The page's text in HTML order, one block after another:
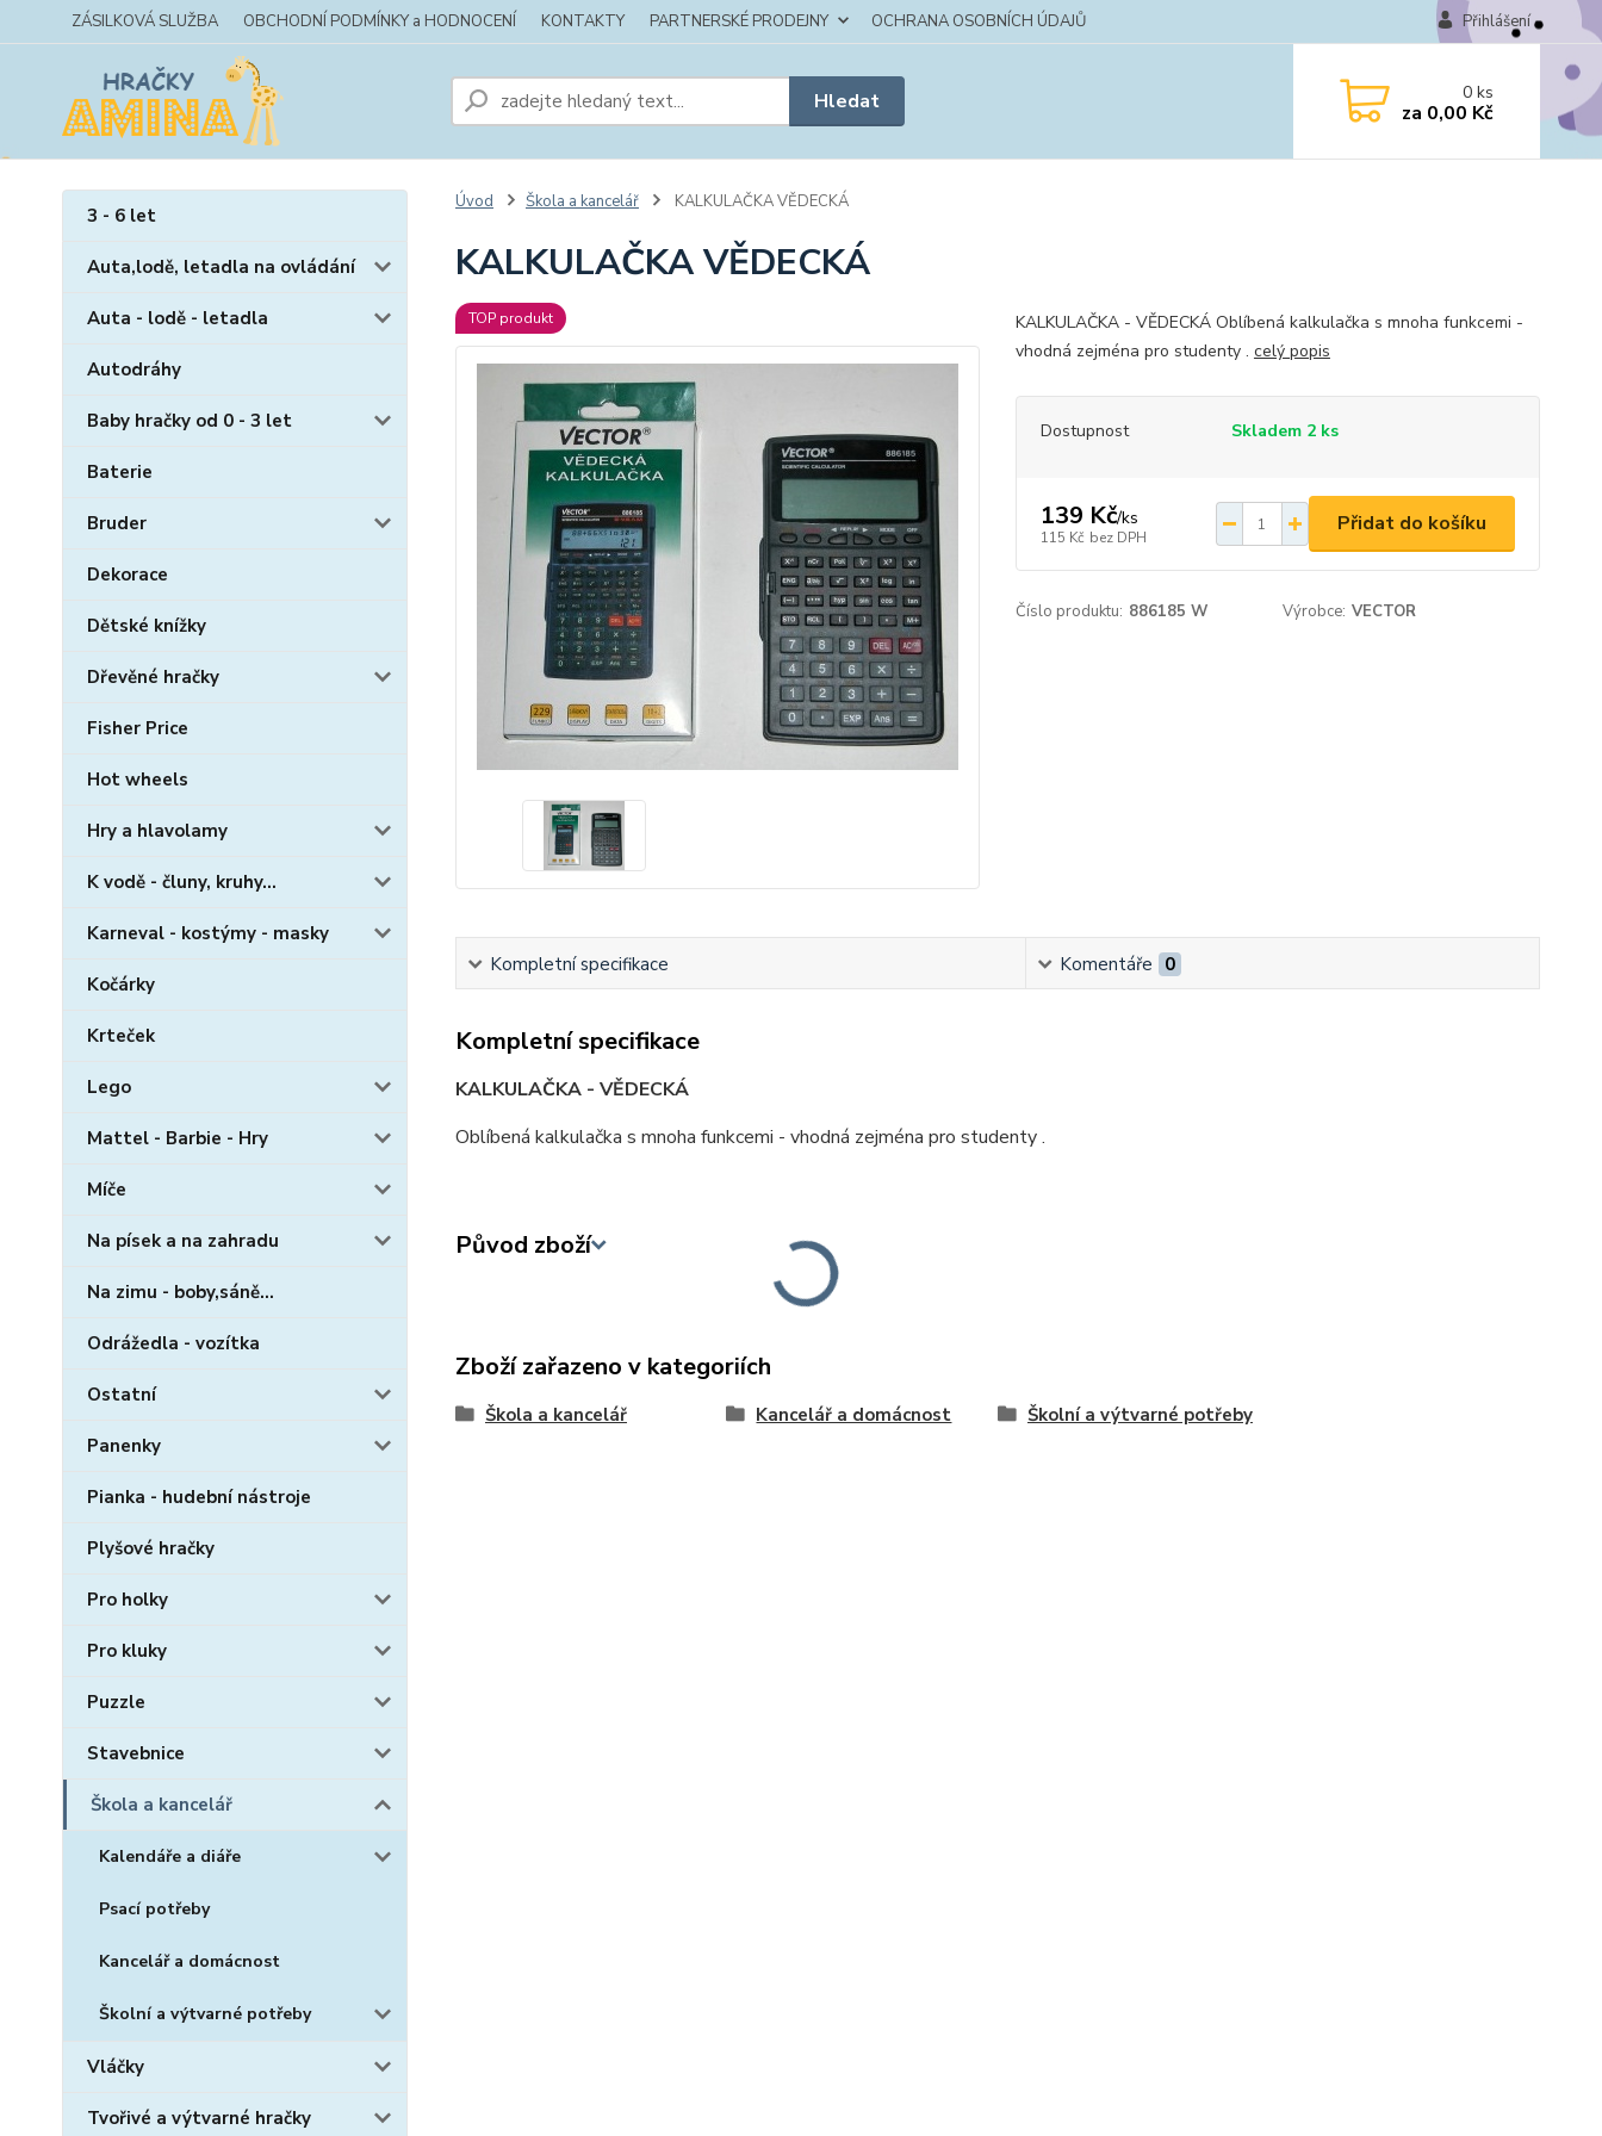
ZÁSILKOVÁ SLUŽBA OBCHODNÍ PODMÍNKY a HODNOCENÍ KONTAKTY PARTNERSKÉ PRODEJNY OCHRANA OSOBNÍCH ÚDAJŮ Přihlášení
Hledat 0ks
za 0,00 Kč
3 - 6 let
Auta,lodě, letadla na ovládání
Auta - lodě - letadla
Autodráhy
Baby hračky od 0 - 3 let
Baterie
Bruder
Dekorace
Dětské knížky
Dřevěné hračky
Fisher Price
Hot wheels
Hry a hlavolamy
K vodě - čluny, kruhy...
Karneval - kostýmy - masky
Kočárky
Krteček
Lego
Mattel - Barbie - Hry
Míče
Na písek a na zahradu
Na zimu - boby,sáně...
Odrážedla - vozítka
Ostatní
Panenky
Pianka - hudební nástroje
Plyšové hračky
Pro holky
Pro kluky
Puzzle
Stavebnice
Škola a kancelář
Kalendáře a diáře
Psací potřeby
Kancelář a domácnost
Školní a výtvarné potřeby
Vláčky
Tvořivé a výtvarné hračky
Úvod Škola a kancelář KALKULAČKA VĚDECKÁ
KALKULAČKA VĚDECKÁ
TOP produkt
KALKULAČKA - VĚDECKÁ Oblíbená kalkulačka s mnoha funkcemi -
vhodná zejména pro studenty . celý popis
Dostupnost Skladem 2 ks
139 Kč/ks
115 Kč bez DPH
Přidat do košíku
Číslo produktu: 886185 W Výrobce: VECTOR
Kompletní specifikace Komentáře 0
Kompletní specifikace
KALKULAČKA - VĚDECKÁ
Oblíbená kalkulačka s mnoha funkcemi - vhodná zejména pro studenty .
Původ zboží
Zboží zařazeno v kategoriích
Škola a kancelář Kancelář a domácnost Školní a výtvarné potřeby